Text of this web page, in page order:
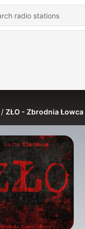
ZŁO - Zbrodnia Łowca